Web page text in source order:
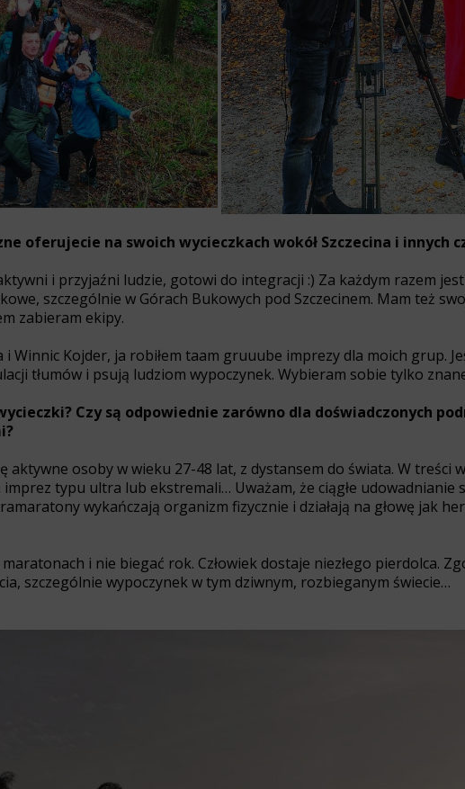
oferujecie na swoich wycieczkach wokół Szczecina i innych
i przyjaźni ludzie, gotowi do integracji :) Za każdym razem
szczególnie w Górach Bukowych pod Szczecinem. Mam też
zabieram ekipy.
i Winnic Kojder, ja robiłem taam gruuube imprezy dla moich grup.
tłumów i psują ludziom wypoczynek. Wybieram sobie tylko
Czy są odpowiednie zarówno dla doświadczonych
aktywne osoby w wieku 27-48 lat, z dystansem do świata. W treści
typu ultra lub ekstremali… Uważam, że ciągłe
wykańczają organizm fizycznie i działają na głowę jak
i nie biegać rok. Człowiek dostaje niezłego pierdolca.
szczególnie wypoczynek w tym dziwnym, rozbieganym świecie…